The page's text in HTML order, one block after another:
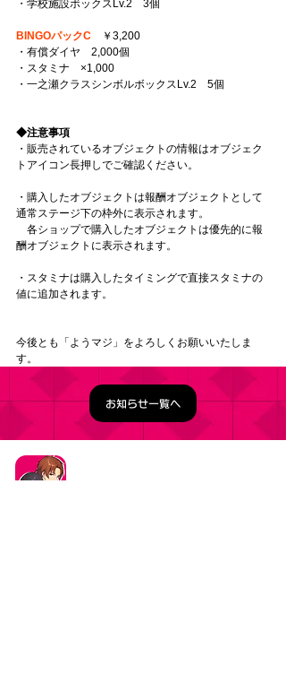
・学校施設ボックスLv.2　3個
BINGOパックC ￥3,200
・有償ダイヤ　2,000個
・スタミナ　×1,000
・一之瀬クラスシンボルボックスLv.2　5個
◆注意事項
・販売されているオブジェクトの情報はオブジェク
トアイコン長押しでご確認ください。
・購入したオブジェクトは報酬オブジェクトとして
通常ステージ下の枠外に表示されます。
各ショップで購入したオブジェクトは優先的に報
酬オブジェクトに表示されます。
・スタミナは購入したタイミングで直接スタミナの
値に追加されます。
今後とも「ようマジ」をよろしくお願いいたしま
す。
お知らせ一覧へ